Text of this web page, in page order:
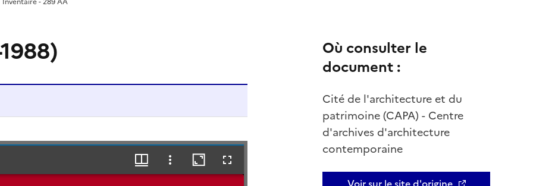
Où consulter le
document :
Cité de l'architecture et du
patrimoine (CAPA) - Centre
d'archives d'architecture
contemporaine